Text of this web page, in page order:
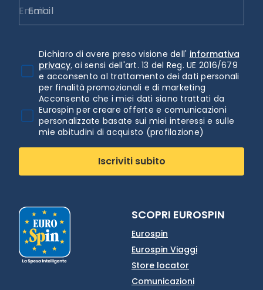
Email
Dichiaro di avere preso visione dell' informativa
privacy. ai sensi dell'art. 13 del Reg. UE 2016/679
e acconsento al trattamento dei dati personali
per finalità promozionali e di marketing
Acconsento che i miei dati siano trattati da
Eurospin per creare offerte e comunicazioni
personalizzate basate sui miei interessi e sulle
mie abitudini di acquisto (profilazione)
Iscriviti subito
SCOPRI EUROSPIN
Eurospin
Eurospin Viaggi
Store locator
Comunicazioni